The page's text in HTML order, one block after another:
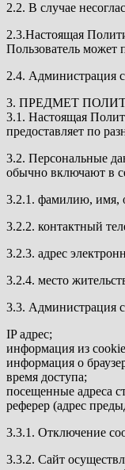
2.2. В случае
2.3.Настоящая
Пользователь может
2.4. Администрация
3. ПРЕДМЕТ
3.1. Настоящая
предоставляет по
3.2. Персональные
обычно включают в
3.2.1. фамилию, имя,
3.2.2. контактный
3.2.3. адрес
3.2.4. место
3.3. Администрация
IP адрес;
информация из
информация о
время доступа;
посещенные адреса
реферер (адрес
3.3.1. Отключение
3.3.2. Сайт